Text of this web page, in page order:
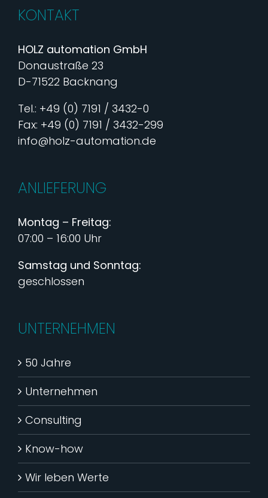
KONTAKT
HOLZ automation GmbH
Donaustraße 23
D-71522 Backnang
Tel.: +49 (0) 7191 / 3432-0
Fax: +49 (0) 7191 / 3432-299
info@holz-automation.de
ANLIEFERUNG
Montag – Freitag:
07:00 – 16:00 Uhr
Samstag und Sonntag:
geschlossen
UNTERNEHMEN
50 Jahre
Unternehmen
Consulting
Know-how
Wir leben Werte